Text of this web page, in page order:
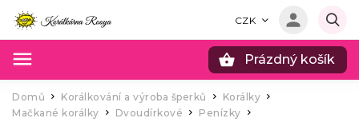
CZK
Prázdný košík
Domů / Korálkování a výroba šperků Korálky /
Mačkané korálky
Dvoudírkové / Penízky